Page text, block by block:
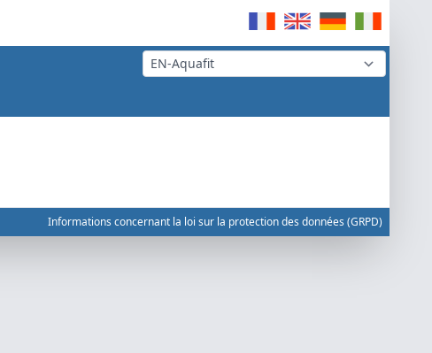
Informations concernant la loi sur la protection des données (GRPD)